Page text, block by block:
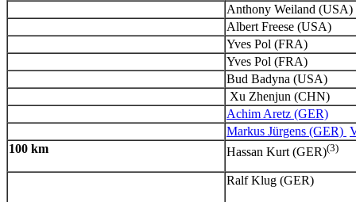
Anthony Weiland (USA)
Albert Freese (USA)
Yves Pol (FRA)
Yves Pol (FRA)
Bud Badyna (USA)
Xu Zhenjun (CHN)
Achim Aretz (GER)
Markus Jürgens (GER)
100 km
Hassan Kurt (GER)(3)
Ralf Klug (GER)